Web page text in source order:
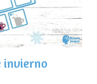
invierno